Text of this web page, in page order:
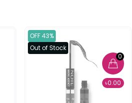
0
৳0.00
OFF 43%
Out of Stock